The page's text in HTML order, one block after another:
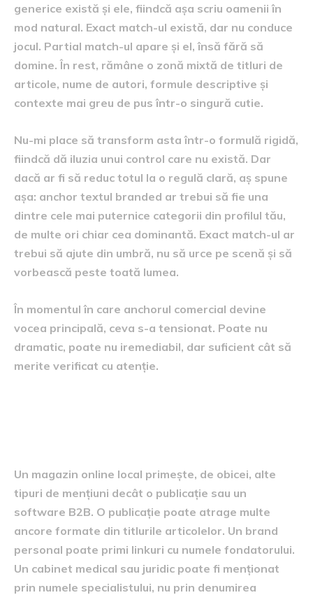
generice există și ele, fiindcă așa scriu oamenii în
mod natural. Exact match-ul există, dar nu conduce
jocul. Partial match-ul apare și el, însă fără să
domine. În rest, rămâne o zonă mixtă de titluri de
articole, nume de autori, formule descriptive și
contexte mai greu de pus într-o singură cutie.
Nu-mi place să transform asta într-o formulă rigidă,
fiindcă dă iluzia unui control care nu există. Dar
dacă ar fi să reduc totul la o regulă clară, aș spune
așa: anchor textul branded ar trebui să fie una
dintre cele mai puternice categorii din profilul tău,
de multe ori chiar cea dominantă. Exact match-ul ar
trebui să ajute din umbră, nu să urce pe scenă și să
vorbească peste toată lumea.
În momentul în care anchorul comercial devine
vocea principală, ceva s-a tensionat. Poate nu
dramatic, poate nu iremediabil, dar suficient cât să
merite verificat cu atenție.
Un magazin online local primește, de obicei, alte
tipuri de mențiuni decât o publicație sau un
software B2B. O publicație poate atrage multe
ancore formate din titlurile articolelor. Un brand
personal poate primi linkuri cu numele fondatorului.
Un cabinet medical sau juridic poate fi menționat
prin numele specialistului, nu prin denumirea